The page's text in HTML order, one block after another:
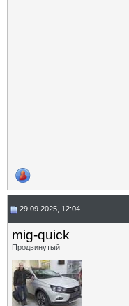
29.09.2025, 12:04
mig-quick
Продвинутый